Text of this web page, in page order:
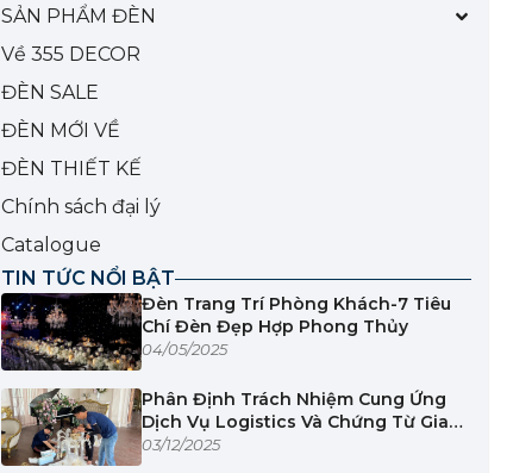
SẢN PHẨM ĐÈN
Về 355 DECOR
ĐÈN SALE
ĐÈN MỚI VỀ
ĐÈN THIẾT KẾ
Chính sách đại lý
Catalogue
TIN TỨC NỔI BẬT
Đèn Trang Trí Phòng Khách-7 Tiêu
Chí Đèn Đẹp Hợp Phong Thủy
04/05/2025
Phân Định Trách Nhiệm Cung Ứng
Dịch Vụ Logistics Và Chứng Từ Giao
Nhận
03/12/2025